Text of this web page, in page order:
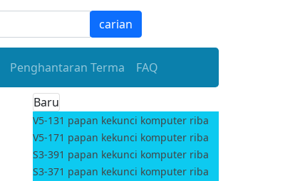
carian
Penghantaran Terma FAQ
Baru
V5-131 papan kekunci komputer riba
V5-171 papan kekunci komputer riba
S3-391 papan kekunci komputer riba
S3-371 papan kekunci komputer riba